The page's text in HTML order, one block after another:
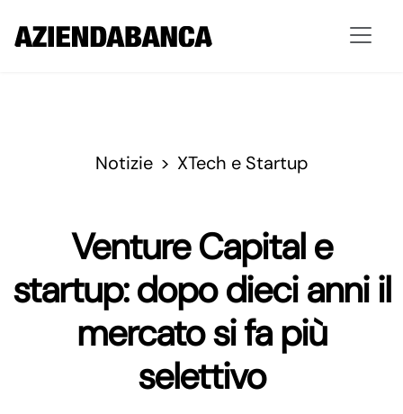
Notizie XTech e Startup
Venture Capital e
startup: dopo dieci anni il
mercato si fa più
selettivo